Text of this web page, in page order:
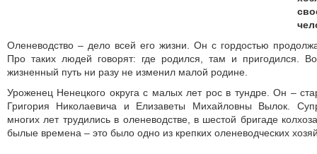
Оленеводство – дело всей его жизни. Он с гордостью
Про таких людей говорят: где родился, там и пригодился.
жизненный путь ни разу не изменил малой родине.
Уроженец Ненецкого округа с малых лет рос в тундре. Он –
Григория Николаевича и Елизаветы Михайловны Вылок.
многих лет трудились в оленеводстве, в шестой бригаде
былые времена – это было одно из крепких оленеводческих